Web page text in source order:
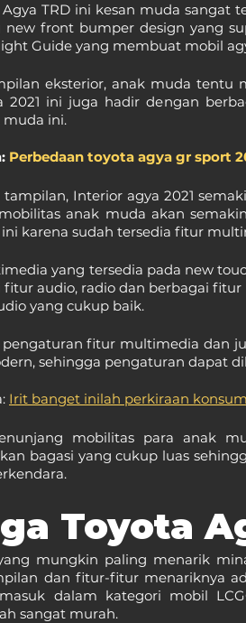
TRD ini kesan muda sangat
new front bumper design yang
Guide yang membuat mobil
eksterior, anak muda tentu
2021 ini juga hadir dengan
muda ini.
Perbedaan toyota agya gr sport
tampilan, Interior agya 2021
anak muda akan
ini karena sudah tersedia fitur
yang tersedia pada new
fitur audio, radio dan berbagai
yang cukup baik.
pengaturan fitur multimedia dan
sehingga pengaturan dapat
Irit banget inilah perkiraan
mobilitas para anak
bagasi yang cukup luas
Toyota
mungkin paling menarik
dan fitur-fitur menariknya
dalam kategori mobil
sangat murah.